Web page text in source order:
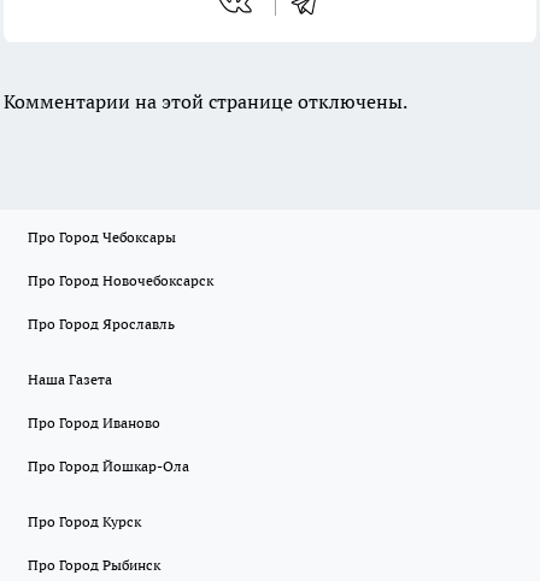
Комментарии на этой странице отключены.
Про Город Чебоксары
Про Город Новочебоксарск
Про Город Ярославль
Наша Газета
Про Город Иваново
Про Город Йошкар-Ола
Про Город Курск
Про Город Рыбинск